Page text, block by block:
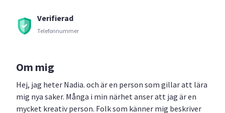
Verifierad
Telefonnummer
Om mig
Hej, jag heter Nadia. och är en person som gillar att lära
mig nya saker. Många i min närhet anser att jag är en
mycket kreativ person. Folk som känner mig beskriver